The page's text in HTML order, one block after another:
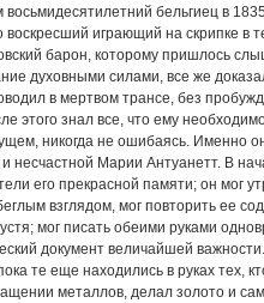
бельгиец в
играющий на скрипке в
барон, которому пришлось
духовными силами, все же
в мертвом трансе, без
этого знал все, что ему
никогда не ошибаясь. Именно
несчастной Марии Антуанетт. В
его прекрасной памяти; он мог
взглядом, мог повторить ее
мог писать обеими руками
документ величайшей
те еще находились в руках тех,
металлов, делал золото и